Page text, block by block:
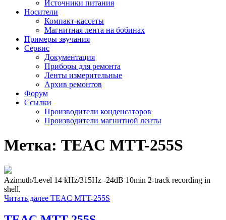
Источники питания
Носители
Компакт-кассеты
Магнитная лента на бобинах
Примеры звучания
Сервис
Документация
Приборы для ремонта
Ленты измерительные
Архив ремонтов
Форум
Ссылки
Производители конденсаторов
Производители магнитной ленты
Метка: TEAC MTT-255S
Azimuth/Level 14 kHz/315Hz -24dB 10min 2-track recording in
shell.
Читать далее TEAC MTT-255S